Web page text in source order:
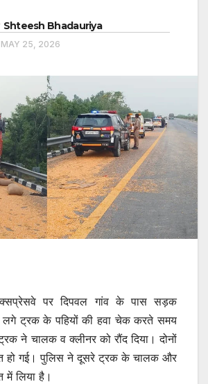
Shteesh Bhadauriya
MAY 25, 2026
पर दिपवल गांव के पास सड़क
लगे ट्रक के पहियों की हवा चेक करते समय
ने चालक व क्लीनर को रौंद दिया। दोनों
हो गई। पुलिस ने दूसरे ट्रक के चालक और
में लिया है।